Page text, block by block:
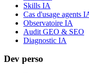
Skills IA
Cas d'usage agents
Observatoire IA
Audit GEO & SEO
Diagnostic IA
Dev perso